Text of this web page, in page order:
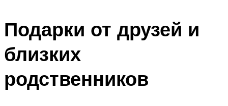
Подарки от друзей и
близких
родственников